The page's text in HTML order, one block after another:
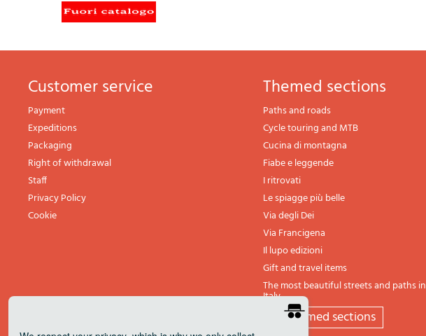
Customer service
Payment
Expeditions
Packaging
Right of withdrawal
Staff
Privacy Policy
Cookie
themed sections
Paths and roads
Cycle touring and MTB
Cucina di montagna
Fiabe e leggende
I ritrovati
Le spiagge più belle
Via degli Dei
Via Francigena
Il lupo edizioni
Gift and travel items
The most beautiful streets and paths in
Italy
All themed sections